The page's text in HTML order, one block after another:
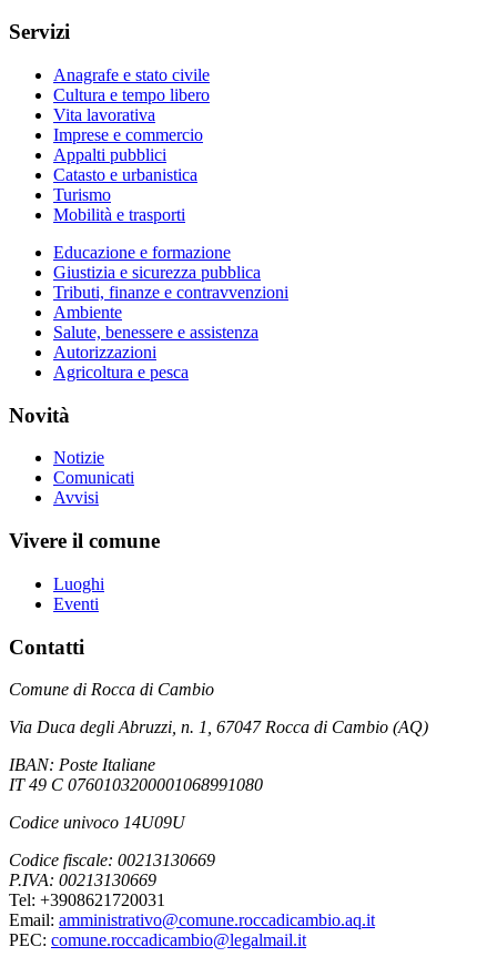
Servizi
Anagrafe e stato civile
Cultura e tempo libero
Vita lavorativa
Imprese e commercio
Appalti pubblici
Catasto e urbanistica
Turismo
Mobilità e trasporti
Educazione e formazione
Giustizia e sicurezza pubblica
Tributi, finanze e contravvenzioni
Ambiente
Salute, benessere e assistenza
Autorizzazioni
Agricoltura e pesca
Novità
Notizie
Comunicati
Avvisi
Vivere il comune
Luoghi
Eventi
Contatti
Comune di Rocca di Cambio
Via Duca degli Abruzzi, n. 1, 67047 Rocca di Cambio (AQ)
IBAN: Poste Italiane
IT 49 C 0760103200001068991080
Codice univoco 14U09U
Codice fiscale: 00213130669
P.IVA: 00213130669
Tel: +3908621720031
Email: amministrativo@comune.roccadicambio.aq.it
PEC: comune.roccadicambio@legalmail.it